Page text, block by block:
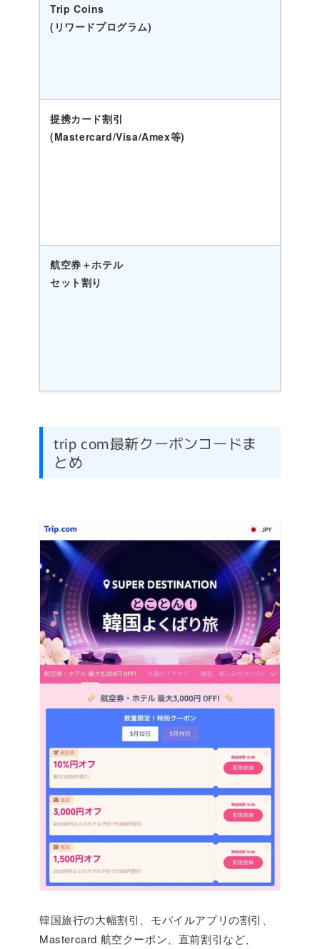
Trip Coins
(リワードプログラム)
提携カード割引
(Mastercard/Visa/Amex等)
航空券＋ホテル
セット割り
trip com最新クーポンコードま
とめ
韓国旅行の大幅割引、モバイルアプリの割引、
Mastercard 航空クーポン、直前割引など、